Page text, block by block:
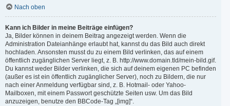
Nach oben
Kann ich Bilder in meine Beiträge einfügen?
Ja, Bilder können in deinem Beitrag angezeigt werden. Wenn die
Administration Dateianhänge erlaubt hat, kannst du das Bild auch direkt
hochladen. Ansonsten musst du zu einem Bild verlinken, das auf einem
öffentlich zugänglichen Server liegt, z. B. http://www.domain.tld/mein-bild.gif.
Du kannst weder Bilder verlinken, die sich auf deinem eigenen PC befinden
(außer es ist ein öffentlich zugänglicher Server), noch zu Bildern, die nur
nach einer Anmeldung verfügbar sind, z. B. Hotmail- oder Yahoo-
Mailboxen, mit einem Passwort geschützte Seiten usw. Um das Bild
anzuzeigen, benutze den BBCode-Tag „[img]“.